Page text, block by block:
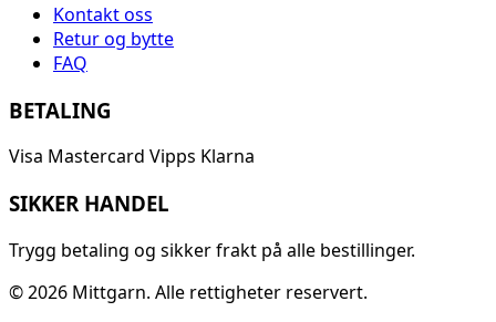
Kontakt oss
Retur og bytte
FAQ
BETALING
Visa Mastercard Vipps Klarna
SIKKER HANDEL
Trygg betaling og sikker frakt på alle bestillinger.
© 2026 Mittgarn. Alle rettigheter reservert.